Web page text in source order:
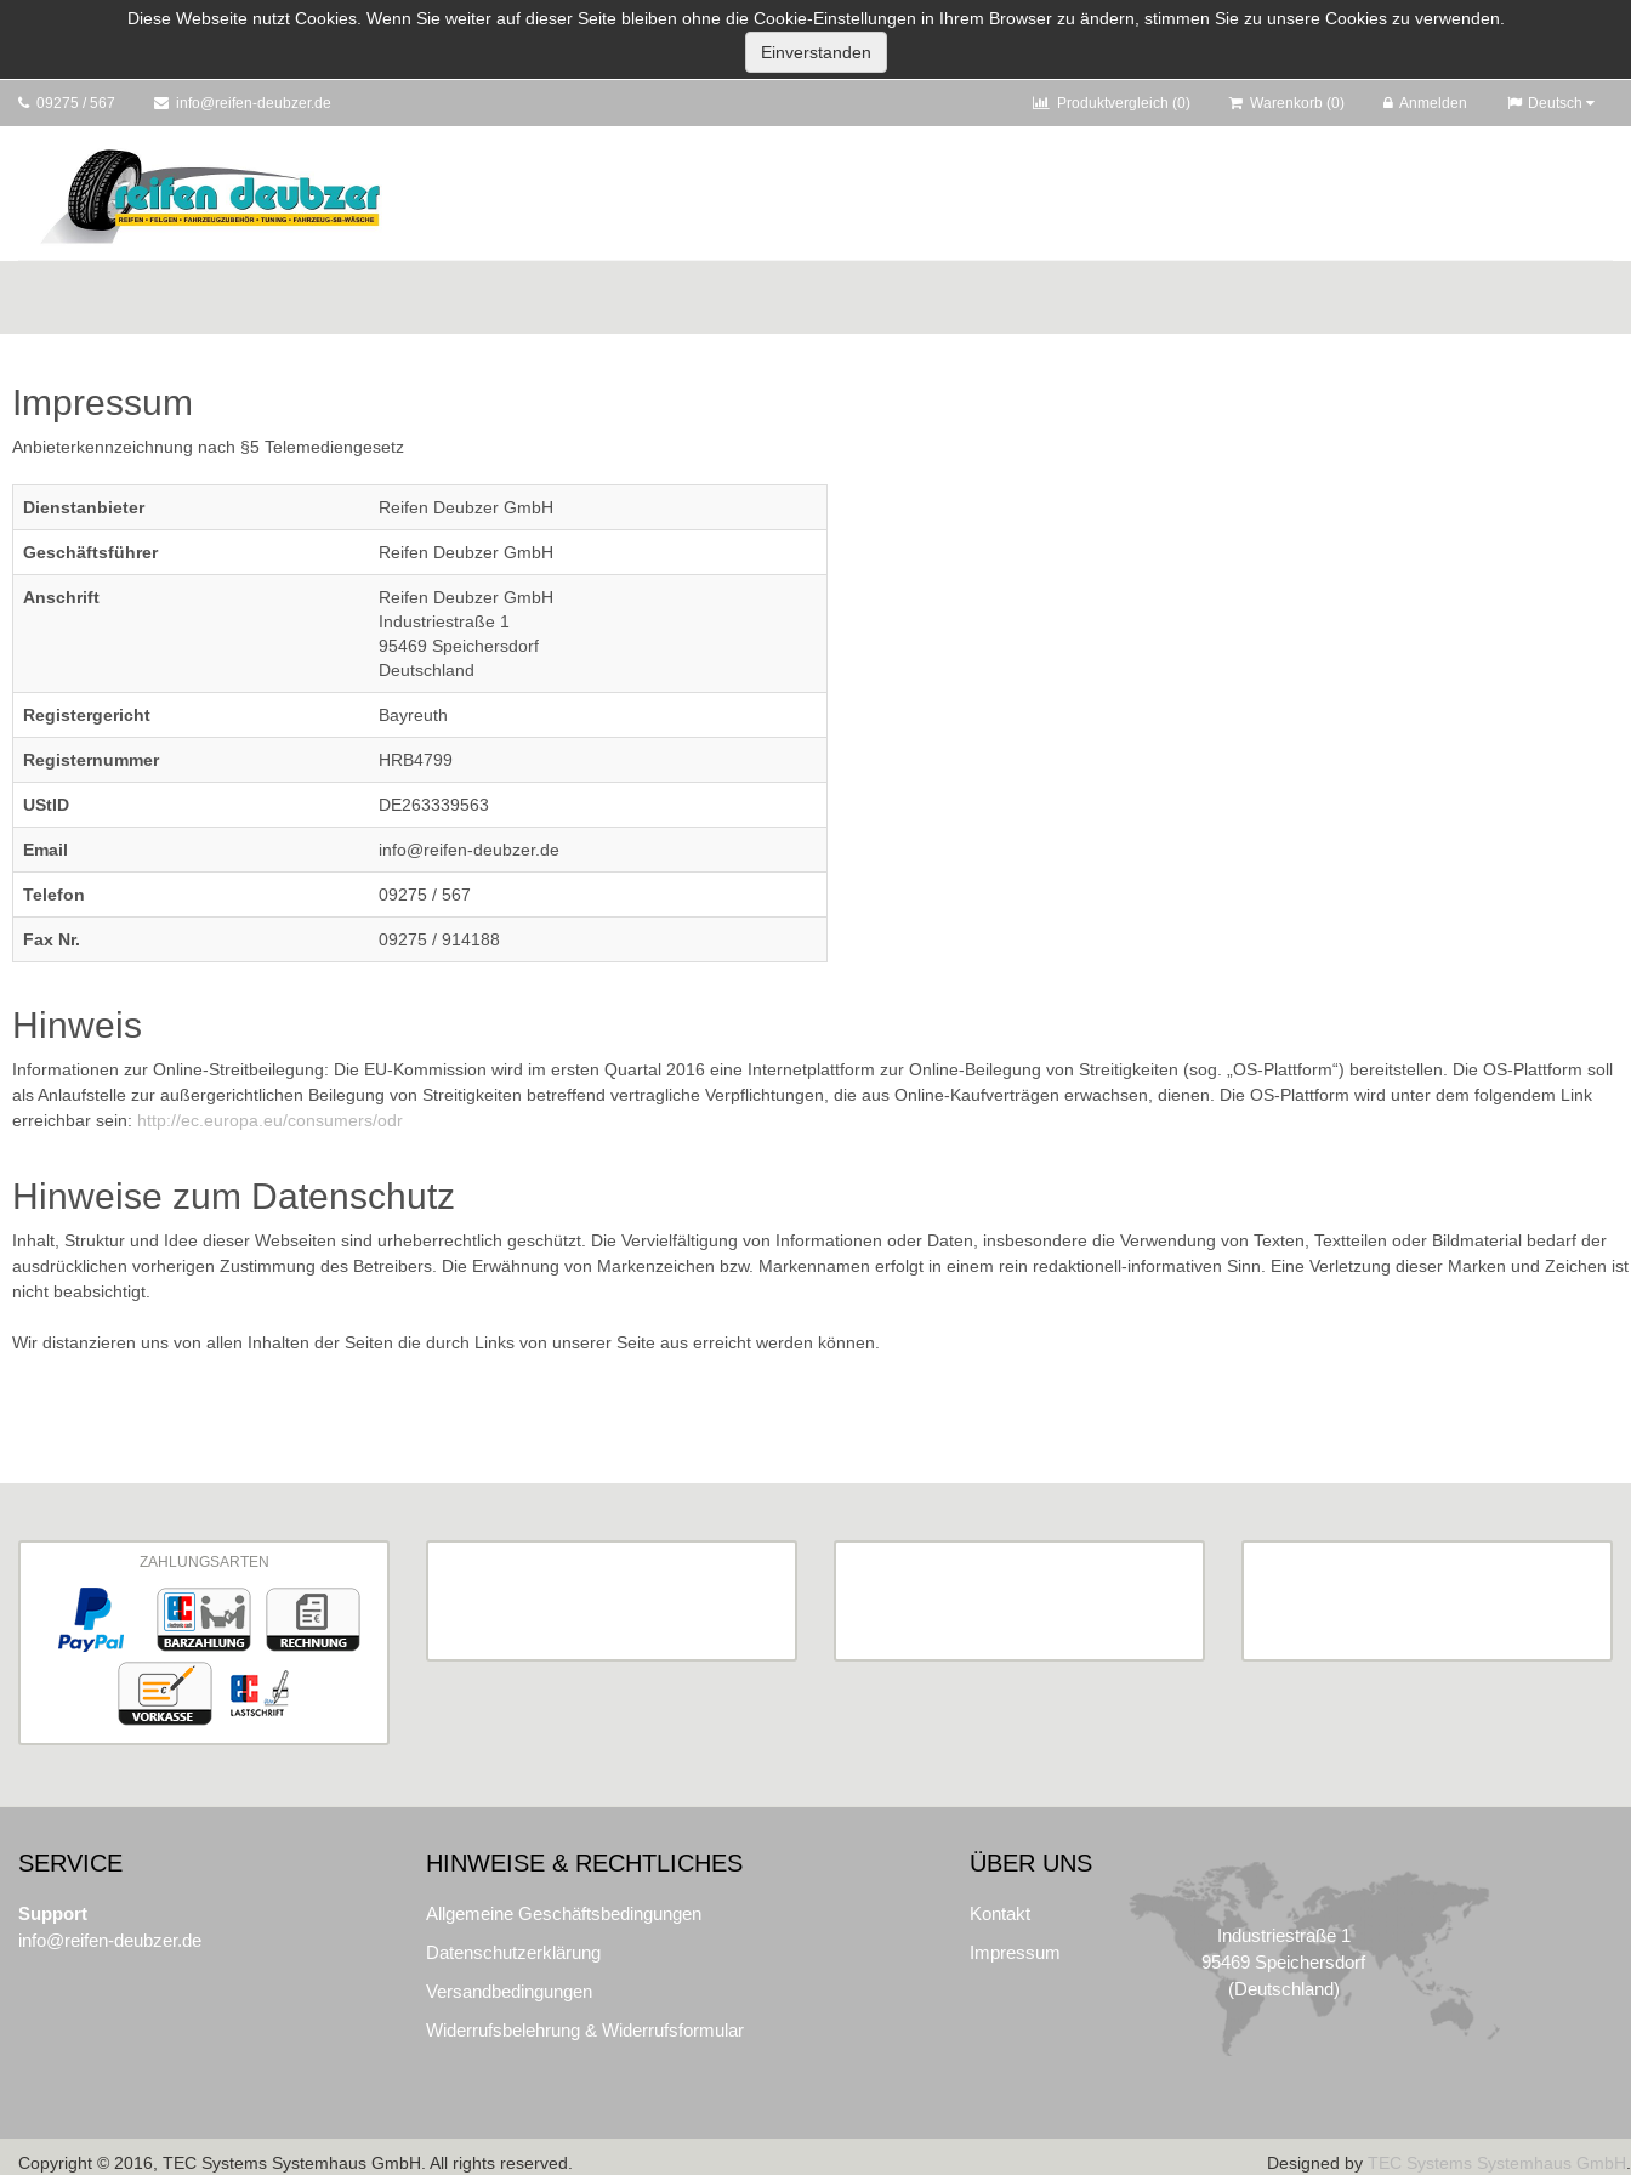
Diese Webseite nutzt Cookies. Wenn Sie weiter auf dieser Seite bleiben ohne die Cookie-Einstellungen in Ihrem Browser zu ändern, stimmen Sie zu unsere Cookies zu verwenden.
09275 / 567 info@reifen-deubzer.de Produktvergleich (0) Warenkorb (0) Anmelden Deutsch
Impressum
Anbieterkennzeichnung nach §5 Telemediengesetz
Dienstanbieter Reifen Deubzer GmbH
Geschäftsführer Reifen Deubzer GmbH
Anschrift
Reifen Deubzer GmbH
Industriestraße 1
95469 Speichersdorf
Deutschland
Registergericht Bayreuth
Registernummer HRB4799
UStID DE263339563
Email info@reifen-deubzer.de
Telefon 09275 / 567
Fax Nr. 09275 / 914188
Hinweis
Informationen zur Online-Streitbeilegung: Die EU-Kommission wird im ersten Quartal 2016 eine Internetplattform zur Online-Beilegung von Streitigkeiten (sog. „OS-Plattform“) bereitstellen. Die OS-Plattform soll
als Anlaufstelle zur außergerichtlichen Beilegung von Streitigkeiten betreffend vertragliche Verpflichtungen, die aus Online-Kaufverträgen erwachsen, dienen. Die OS-Plattform wird unter dem folgendem Link
erreichbar sein: http://ec.europa.eu/consumers/odr
Hinweise zum Datenschutz
Inhalt, Struktur und Idee dieser Webseiten sind urheberrechtlich geschützt. Die Vervielfältigung von Informationen oder Daten, insbesondere die Verwendung von Texten, Textteilen oder Bildmaterial bedarf der
ausdrücklichen vorherigen Zustimmung des Betreibers. Die Erwähnung von Markenzeichen bzw. Markennamen erfolgt in einem rein redaktionell-informativen Sinn. Eine Verletzung dieser Marken und Zeichen ist
nicht beabsichtigt.
Wir distanzieren uns von allen Inhalten der Seiten die durch Links von unserer Seite aus erreicht werden können.
ZAHLUNGSARTEN
SERVICE
Support
info@reifen-deubzer.de
HINWEISE & RECHTLICHES
Allgemeine Geschäftsbedingungen
Datenschutzerklärung
Versandbedingungen
Widerrufsbelehrung & Widerrufsformular
ÜBER UNS
Kontakt
Impressum
Industriestraße 1
95469 Speichersdorf
(Deutschland)
Copyright © 2016, TEC Systems Systemhaus GmbH. All rights reserved. Designed by TEC Systems Systemhaus GmbH